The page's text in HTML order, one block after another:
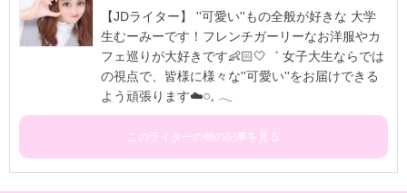
【JDライター】 ''可愛い''もの全般が好きな 大学
生むーみーです！フレンチガーリーなお洋服やカ
フェ巡りが大好きです👶🏻🤍゛ 女子大生ならでは
の視点で、皆様に様々な''可愛い''をお届けできる
よう頑張ります☁️𓏸⁡𓈒 𓂃
このライターの他の記事を見る